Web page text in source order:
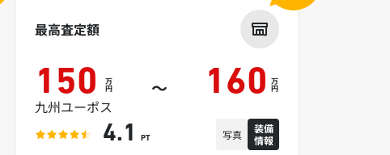
最高査定額
150 万
円 ～ 160 万
円
九州ユーポス
4.1 PT 写真
装備
情報